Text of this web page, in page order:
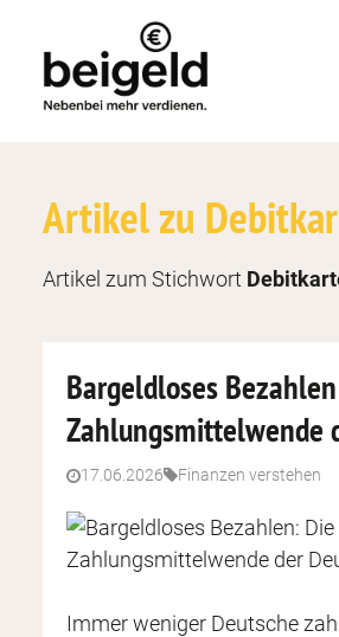
von
Artikel zu
Artikel zum Stichwort
Bargeldloses
Zahlungsmittelwende
17.06.2026 Finanzen verstehen
Immer weniger Deutsche